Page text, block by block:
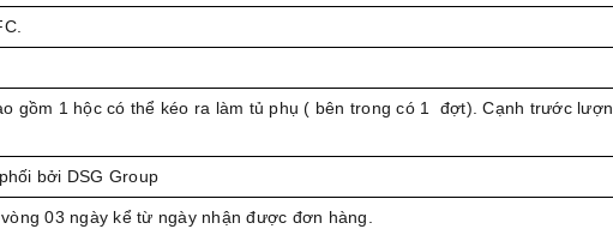
gồm 1 hộc có thể kéo ra làm tủ phụ ( bên trong có 1 đợt). Cạnh trước lượn
bởi DSG Group
03 ngày kể từ ngày nhận được đơn hàng.